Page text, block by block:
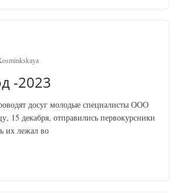
-2023
досуг молодые специалисты ООО
15 декабря, отправились первокурсники
их лежал во